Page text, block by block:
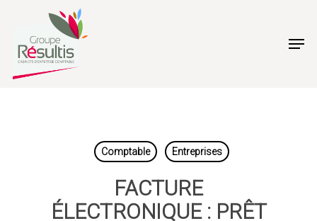
main
Comptable Entreprises
FACTURE
ÉLECTRONIQUE : PRÊT